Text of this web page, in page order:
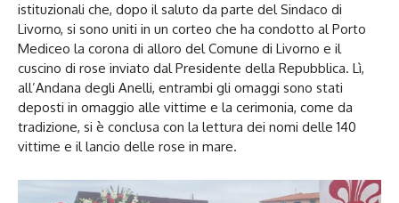
istituzionali che, dopo il saluto da parte del Sindaco di
Livorno, si sono uniti in un corteo che ha condotto al Porto
Mediceo la corona di alloro del Comune di Livorno e il
cuscino di rose inviato dal Presidente della Repubblica. Lì,
all’Andana degli Anelli, entrambi gli omaggi sono stati
deposti in omaggio alle vittime e la cerimonia, come da
tradizione, si è conclusa con la lettura dei nomi delle 140
vittime e il lancio delle rose in mare.